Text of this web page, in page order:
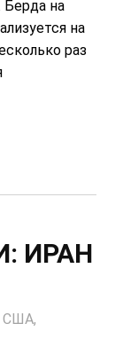
Берда на
на
раз
ИРАН
США,